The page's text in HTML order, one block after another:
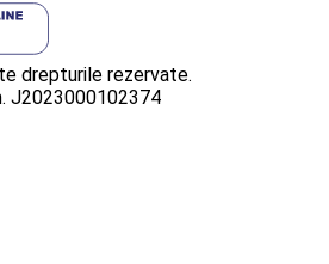
drepturile rezervate.
J2023000102374